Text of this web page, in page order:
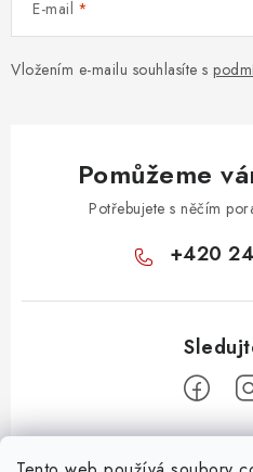
E-mail
Vložením e-mailu souhlasíte s
Pomůžeme
Potřebujete s něčím
+420
Z